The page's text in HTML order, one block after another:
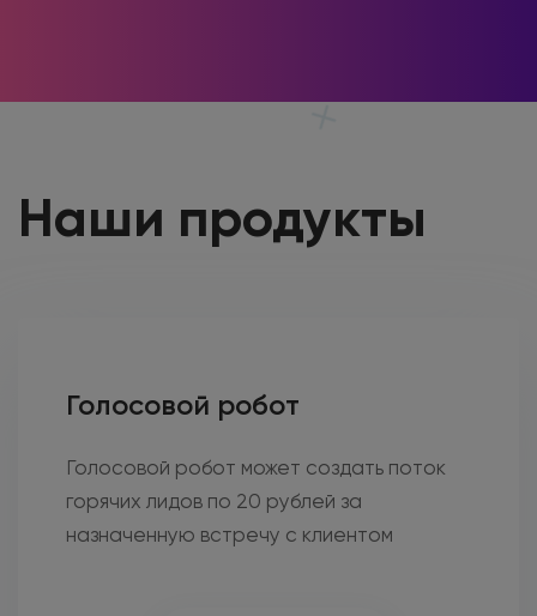
Наши продукты
Голосовой робот
Голосовой робот может создать поток
горячих лидов по 20 рублей за
назначенную встречу с клиентом